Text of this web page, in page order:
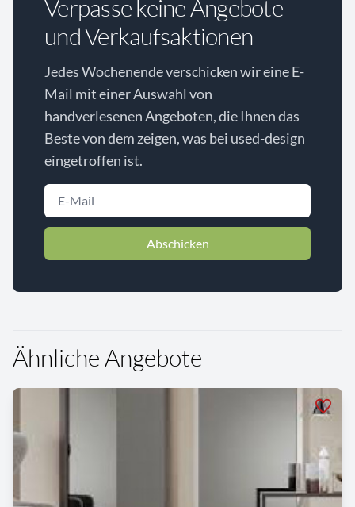
Verpasse keine Angebote
und Verkaufsaktionen
Jedes Wochenende verschicken wir eine E-
Mail mit einer Auswahl von
handverlesenen Angeboten, die Ihnen das
Beste von dem zeigen, was bei used-design
eingetroffen ist.
Abschicken
Ähnliche Angebote